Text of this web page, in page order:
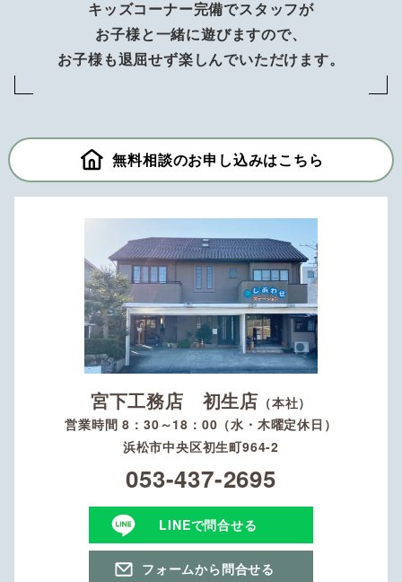
キッズコーナー完備でスタッフが
お子様と一緒に遊びますので、
お子様も退屈せず楽しんでいただけます。
無料相談のお申し込みはこちら
宮下工務店 初生店 （本社）
営業時間 8：30～18：00（水・木曜定休日）
浜松市中央区初生町964-2
053-437-2695
LINEで問合せる
フォームから問合せる